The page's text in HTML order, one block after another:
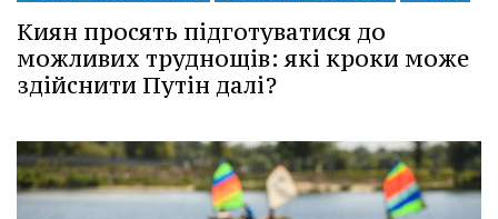
Киян просять підготуватися до
можливих труднощів: які кроки може
здійснити Путін далі?